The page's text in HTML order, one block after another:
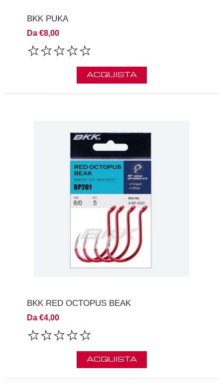
BKK PUKA
Da €8,00
ACQUISTA
BKK RED OCTOPUS BEAK
Da €4,00
ACQUISTA